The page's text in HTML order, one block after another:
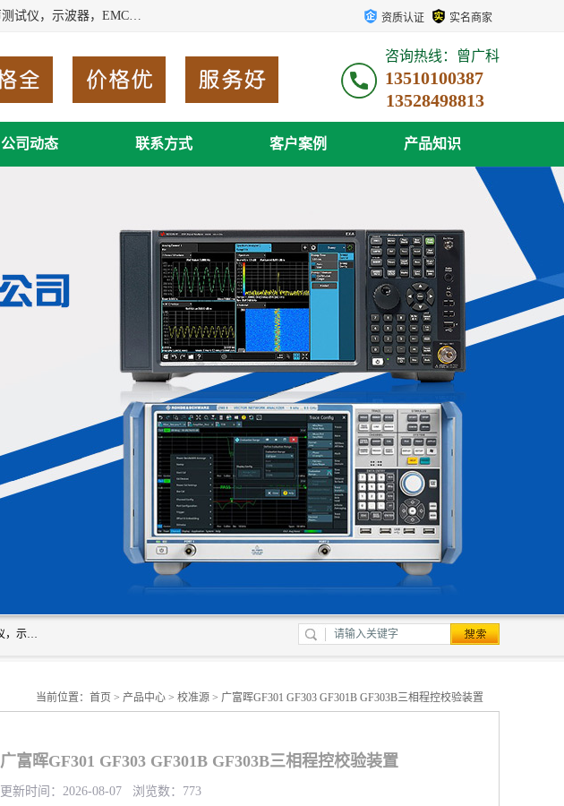
深圳市新胜科电子仪器科技有限公司主要经营：音频分析仪，网络分析仪，频谱测试仪，电子负载，电声测试仪，示波器，EMC电磁兼容测，调制分析仪，LCR测量仪，数字电桥，三相标准源，音频扫频仪，时钟检测仪，信号发生器，电子表，万用表，功率计，喇叭测试仪，综合测试仪等；深圳市新胜科电子仪器科技有限公司希望能与您成为合作伙伴 资质认证 实名商家
咨询热线：曾广科
13510100387
公司动态 联系方式 客户案例 产品知识
深圳市新胜科电子仪器科技有限公司主要经营：音频分析仪，网络分析仪，频谱测试仪，电子负载，电声测试仪，示波器，EMC电磁兼容测，调制分析仪，LCR测量仪，数字电桥，三相标准源，音频扫频仪，时钟检测仪，信号发生器，电子表，万用表，功率计，喇叭测试仪，综合测试仪等；深圳市新胜科电子仪器科技有限公司希望能与您成为合作伙伴
当前位置： 首页 > 产品中心 > 校准源 > 广富晖GF301 GF303 GF301B GF303B三相程控校验装置
广富晖GF301 GF303 GF301B GF303B三相程控校验装置
更新时间：2026-08-07 浏览数：773